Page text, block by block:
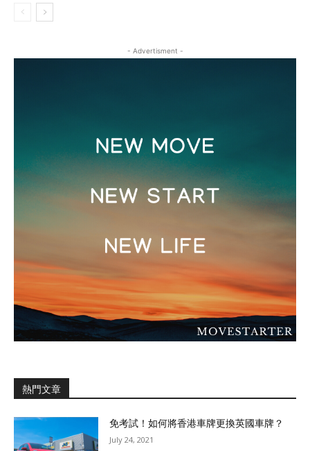
- Advertisment -
熱門文章
免考試！如何將香港車牌更換英國車牌？
July 24, 2021